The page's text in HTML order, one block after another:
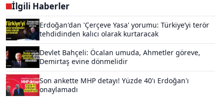
İlgili Haberler
Erdoğan'dan 'Çerçeve Yasa' yorumu: Türkiye’yi terör
tehdidinden kalıcı olarak kurtaracak
Devlet Bahçeli: Öcalan umuda, Ahmetler göreve,
Demirtaş evine dönmelidir
Son ankette MHP detayı! Yüzde 40'ı Erdoğan'ı
onaylamadı